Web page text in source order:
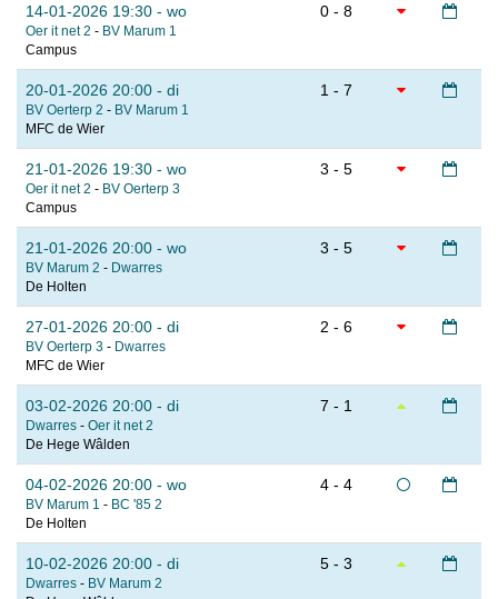
14-01-2026 19:30 - wo
Oer it net 2 - BV Marum 1
Campus
0 - 8
20-01-2026 20:00 - di
BV Oerterp 2 - BV Marum 1
MFC de Wier
1 - 7
21-01-2026 19:30 - wo
Oer it net 2 - BV Oerterp 3
Campus
3 - 5
21-01-2026 20:00 - wo
BV Marum 2 - Dwarres
De Holten
3 - 5
27-01-2026 20:00 - di
BV Oerterp 3 - Dwarres
MFC de Wier
2 - 6
03-02-2026 20:00 - di
Dwarres - Oer it net 2
De Hege Wâlden
7 - 1
04-02-2026 20:00 - wo
BV Marum 1 - BC '85 2
De Holten
4 - 4
10-02-2026 20:00 - di
Dwarres - BV Marum 2
5 - 3